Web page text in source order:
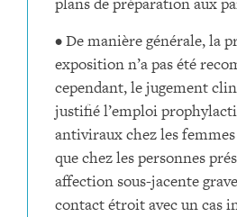
• De manière générale, la
exposition n’a pas été
cependant, le jugement
justifié l’emploi
antiviraux chez les
que chez les personnes
affection sous-jacente
contact étroit avec un cas